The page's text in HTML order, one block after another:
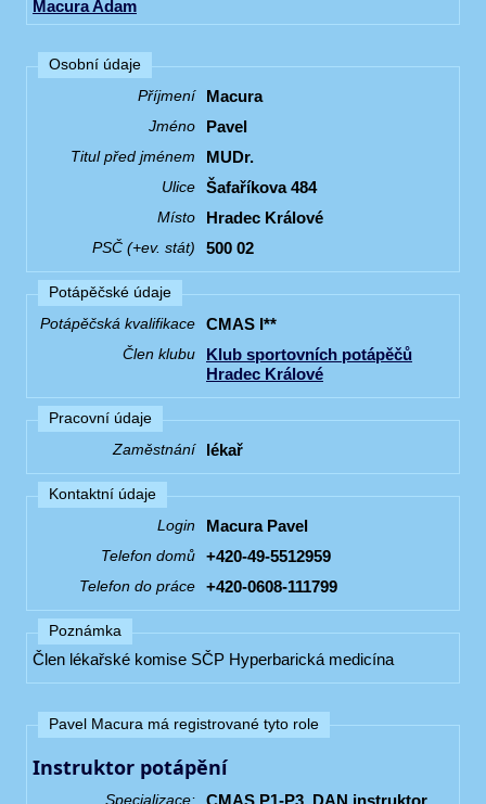
Macura Adam
Osobní údaje
Příjmení
Macura
Jméno Pavel
Titul před jménem MUDr.
Ulice Šafaříkova 484
Místo Hradec Králové
PSČ (+ev. stát) 500 02
Potápěčské údaje
Potápěčská kvalifikace
CMAS I**
Člen klubu
Klub sportovních potápěčů
Hradec Králové
Pracovní údaje
Zaměstnání
lékař
Kontaktní údaje
Login
Macura Pavel
Telefon domů +420-49-5512959
Telefon do práce +420-0608-111799
Poznámka
Člen lékařské komise SČP Hyperbarická medicína
Pavel Macura má registrované tyto role
Instruktor potápění
Specializace: CMAS P1-P3, DAN instruktor